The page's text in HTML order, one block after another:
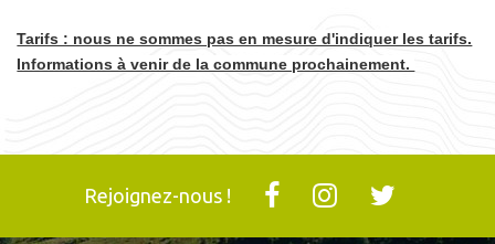
Tarifs : nous ne sommes pas en mesure d'indiquer les tarifs.
Informations à venir de la commune prochainement.
Rejoignez-nous !